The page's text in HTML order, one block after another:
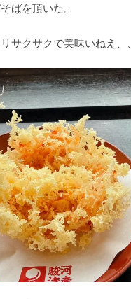
ばを頂いた。
サクサクで美味いねえ、、